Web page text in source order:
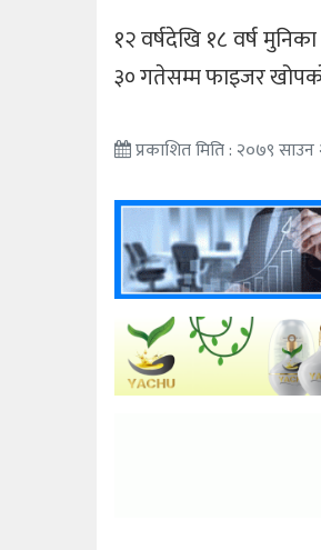
१२ वर्षदेखि १८ वर्ष
३० गतेसम्म फाइजर
प्रकाशित मिति : २०७९